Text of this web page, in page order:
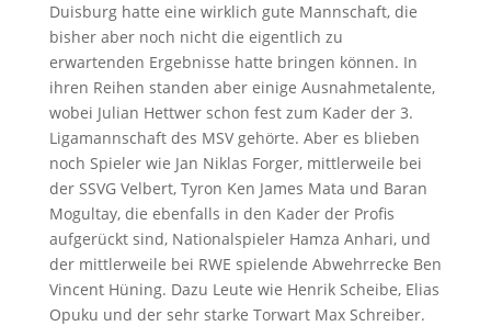
Duisburg hatte eine wirklich gute Mannschaft, die
bisher aber noch nicht die eigentlich zu
erwartenden Ergebnisse hatte bringen können. In
ihren Reihen standen aber einige Ausnahmetalente,
wobei Julian Hettwer schon fest zum Kader der 3.
Ligamannschaft des MSV gehörte. Aber es blieben
noch Spieler wie Jan Niklas Forger, mittlerweile bei
der SSVG Velbert, Tyron Ken James Mata und Baran
Mogultay, die ebenfalls in den Kader der Profis
aufgerückt sind, Nationalspieler Hamza Anhari, und
der mittlerweile bei RWE spielende Abwehrrecke Ben
Vincent Hüning. Dazu Leute wie Henrik Scheibe, Elias
Opuku und der sehr starke Torwart Max Schreiber.